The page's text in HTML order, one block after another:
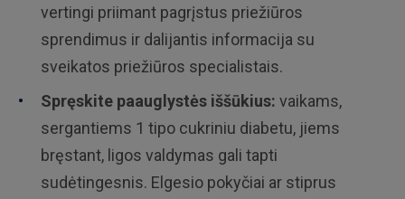
vertingi priimant pagrįstus priežiūros
sprendimus ir dalijantis informacija su
sveikatos priežiūros specialistais.
Spręskite paauglystės iššūkius: vaikams,
sergantiems 1 tipo cukriniu diabetu, jiems
bręstant, ligos valdymas gali tapti
sudėtingesnis. Elgesio pokyčiai ar stiprus